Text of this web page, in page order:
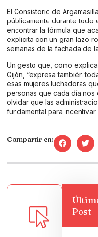
El Consistorio de
públicamente durante todo
encontrar la fórmula que
explicita con un gran lazo
semanas de la fachada de
Un gesto que, como
Gijón, “expresa también
esas mujeres luchadoras
personas que cada día nos
olvidar que las
fundamental para
Compartir en:
Post